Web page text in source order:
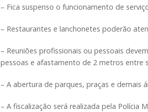
– Fica suspenso o funcionamento de
– Restaurantes e lanchonetes poderão
– Reuniões profissionais ou pessoais
pessoas e afastamento de 2 metros entre
– A abertura de parques, praças e demais
– A fiscalização será realizada pela Polícia